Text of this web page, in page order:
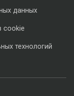
данных
cookie
технологий